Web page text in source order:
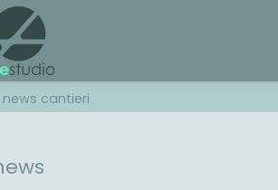
news cantieri